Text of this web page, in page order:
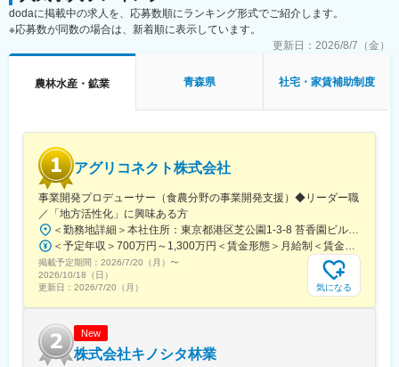
■当社の魅力：
創業130年以上・東証上場の安定基盤を持つ丸山製作所は、消火
業・産業機械分野で高い競争力を発揮するメーカーです。長年培
し、国内外で事業領域を拡大しています。
ランスを重視した環境を整備しています。 また、退職金制度や住
宅補助、持株会、共済会など福利厚生も充実しており、社員が長
く安心して働ける体制を構築。
さらに開発・生産から販売・アフターサービスまでを一貫して担
う「生販一体」体制により、顧客への価値提供を実感しながら専
門性を高められる点も魅力です。社会インフラや環境分野に貢献
する製品を通じて、安定性と成長性を両立したキャリアを築くこ
とができます。
dodaに掲載中の求人を、応募数順にランキング形式でご紹介します。
※応募数が同数の場合は、新着順に表示しています。
更新日： 2026/8/7（金）
農林水産・鉱業 青森県 社宅・家賃補助制度
アグリコネクト株式会社
事業開発プロデューサー（食農分野の事業開発支援）◆リーダー職
／「地方活性化」に興味ある方
＜勤務地詳細＞本社住所：東京都港区芝公園1-3-8 苔香園ビル4階勤務地最寄駅：都営三田線／御成門駅受動喫煙対策：屋内全面禁煙変更の範囲：会社の定める事業所
＜予定年収＞700万円～1,300万円＜賃金形態＞月給制＜賃金内訳＞月額（基本給）：400,000円～650,000円固定残業手当/月：92,640円～150,510円（固定残業時間30時間0分/月）超過した時間外労働の残業手当は追加支給＜月給＞492,640円～800,510円（一律手当を含む）＜昇給有無＞有＜残業手当＞有＜給与補足＞※給与は職歴、スキルなどに応じて相談※役職がつく場合は、別途、役職手当（50,000円～10,000円）を支給※マネージャー職以上の場合は、管理職のため残業代支給対象外■昇給：年1回（4月）■賞与：年1回（12月）賃金はあくまでも目安の金額であり、選考を通じて上下する可能性があります。月給(月額)は固定手当を含めた表記です。
掲載予定期間： 2026/7/20（月） 〜
2026/10/18（日）
更新日： 2026/7/20（月） 気になる
New
株式会社キノシタ林業